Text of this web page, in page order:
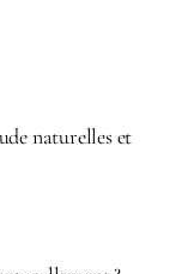
naturelles et